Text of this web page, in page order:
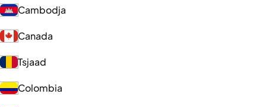
Cambodja
Canada
Tsjaad
Colombia